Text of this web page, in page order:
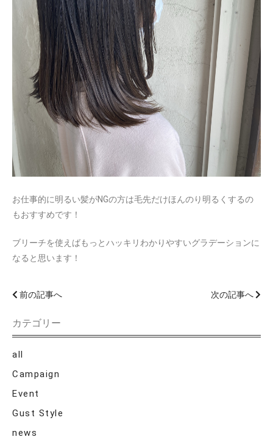
お仕事的に明るい髪がNGの方は毛先だけほんのり明るくするの
もおすすめです！
ブリーチを使えばもっとハッキリわかりやすいグラデーションに
なると思います！
前の記事へ 次の記事へ
カテゴリー
all
Campaign
Event
Gust Style
news